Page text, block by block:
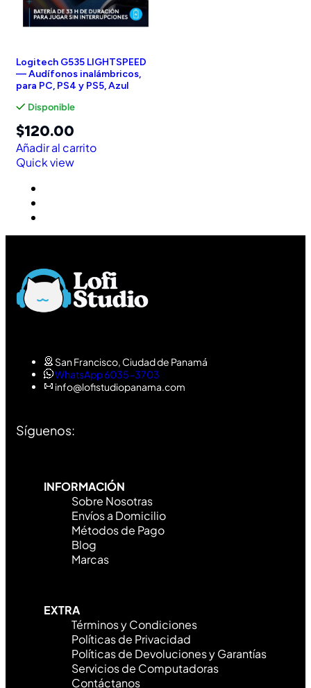
Logitech G535 LIGHTSPEED
— Audífonos inalámbricos,
para PC, PS4 y PS5, Azul
Disponible
$120.00
Añadir al carrito
Quick view
San Francisco, Ciudad de Panamá
WhatsApp 6035-3703
info@lofistudiopanama.com
Síguenos:
INFORMACIÓN
Sobre Nosotras
Envíos a Domicilio
Métodos de Pago
Blog
Marcas
EXTRA
Términos y Condiciones
Políticas de Privacidad
Políticas de Devoluciones y Garantías
Servicios de Computadoras
Contáctanos